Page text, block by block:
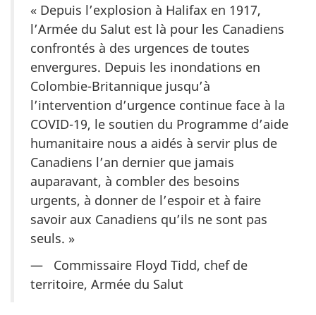
« Depuis l’explosion à Halifax en 1917,
l’Armée du Salut est là pour les Canadiens
confrontés à des urgences de toutes
envergures. Depuis les inondations en
Colombie-Britannique jusqu’à
l’intervention d’urgence continue face à la
COVID-19, le soutien du Programme d’aide
humanitaire nous a aidés à servir plus de
Canadiens l’an dernier que jamais
auparavant, à combler des besoins
urgents, à donner de l’espoir et à faire
savoir aux Canadiens qu’ils ne sont pas
seuls. »
— Commissaire Floyd Tidd, chef de
territoire, Armée du Salut